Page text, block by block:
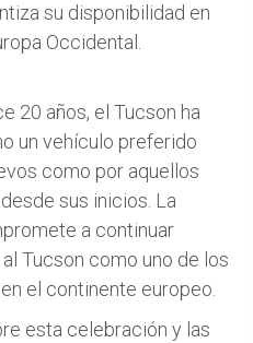
su disponibilidad en
Occidental.
20 años, el Tucson ha
un vehículo preferido
como por aquellos
sus inicios. La
a continuar
Tucson como uno de los
el continente europeo.
esta celebración y las